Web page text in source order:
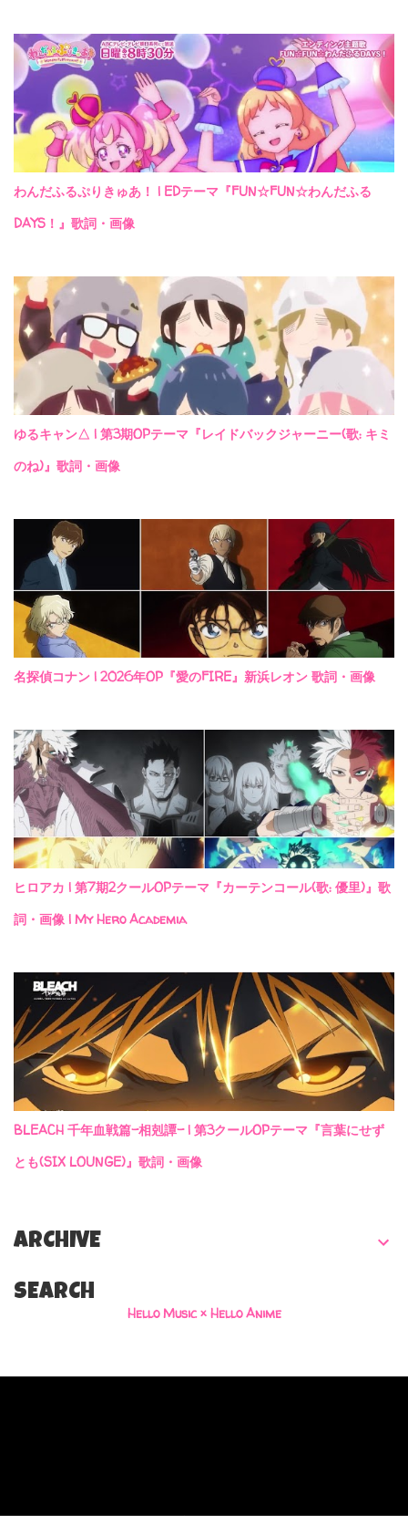
わんだふるぷりきゅあ！ | EDテーマ『FUN☆FUN☆わんだふる
DAYS！』歌詞・画像
ゆるキャン△ | 第3期OPテーマ『レイドバックジャーニー(歌: キミ
のね)』歌詞・画像
名探偵コナン | 2026年OP『愛のFIRE』新浜レオン 歌詞・画像
ヒロアカ | 第7期2クールOPテーマ『カーテンコール(歌: 優里)』歌
詞・画像 | My Hero Academia
BLEACH 千年血戦篇-相剋譚- | 第3クールOPテーマ『言葉にせず
とも(SIX LOUNGE)』歌詞・画像
ARCHIVE
SEARCH
Hello Music × Hello Anime